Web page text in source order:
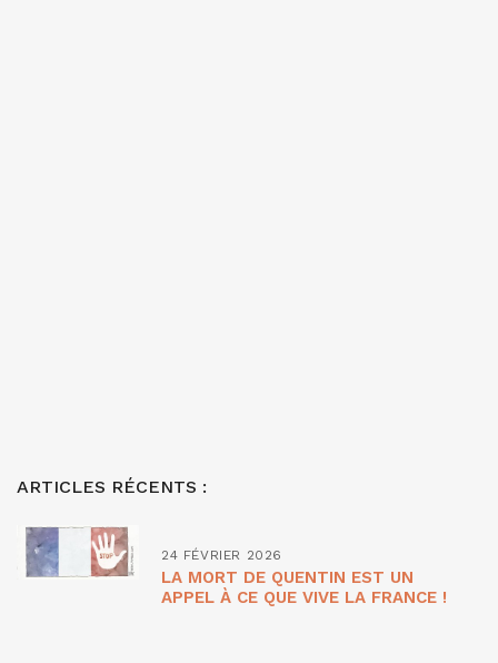
ARTICLES RÉCENTS :
24 FÉVRIER 2026
LA MORT DE QUENTIN EST UN
APPEL À CE QUE VIVE LA FRANCE !